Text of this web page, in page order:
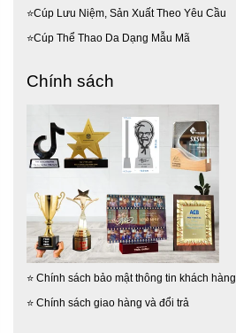
⭐Cúp Lưu Niệm, Sản Xuất Theo Yêu Cầu
⭐Cúp Thể Thao Da Dạng Mẫu Mã
Chính sách
⭐ Chính sách bảo mật thông tin khách hàng
⭐ Chính sách giao hàng và đổi trả